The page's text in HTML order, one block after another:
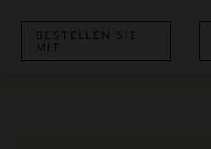
BESTELLEN SIE
MIT